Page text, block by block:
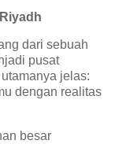
dari sebuah
pusat
jelas:
dengan realitas
besar